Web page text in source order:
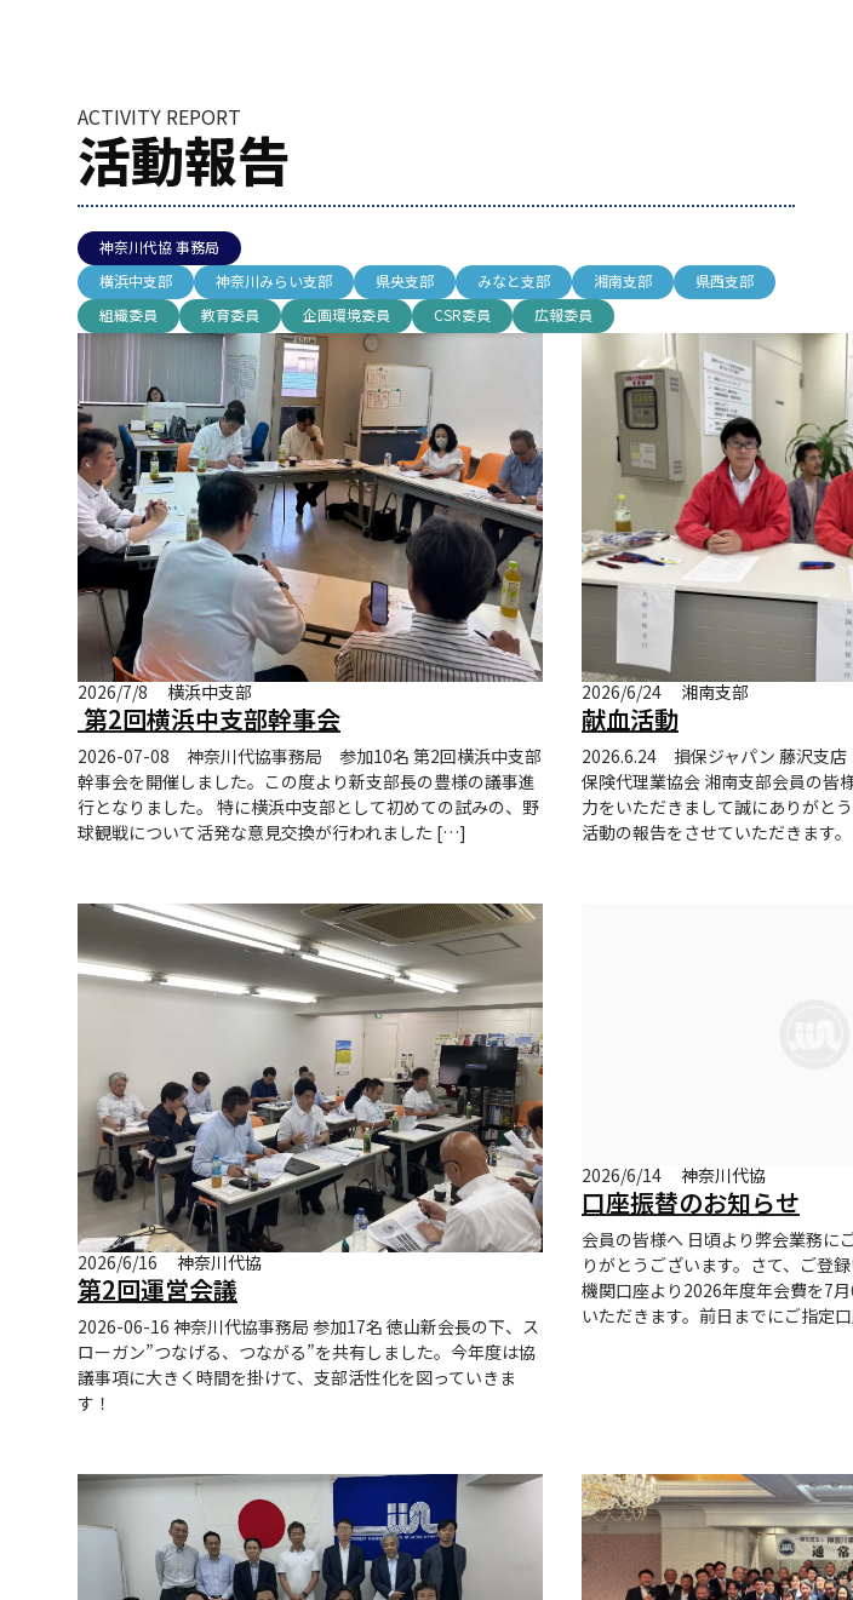
ACTIVITY REPORT
活動報告
神奈川代協 事務局
横浜中支部
神奈川みらい支部 県央支部 みなと支部 湘南支部
県西支部
組織委員
教育委員 企画環境委員 CSR委員 広報委員
2026/7/8 横浜中支部
第2回横浜中支部幹事会
2026-07-08 神奈川代協事務局 参加10名 第2回横浜中支部
幹事会を開催しました。この度より新支部長の豊様の議事進
行となりました。 特に横浜中支部として初めての試みの、野
球観戦について活発な意見交換が行われました […]
2026/6/24 湘南支部
献血活動
2026.6.24 損保ジャパン 藤沢支
保険代理業協会 湘南支部会員の皆
力をいただきまして誠にありがと
活動の報告をさせていただきます
2026/6/16 神奈川代協
第2回運営会議
2026-06-16 神奈川代協事務局 参加17名 徳山新会長の下、ス
ローガン”つなげる、つながる”を共有しました。今年度は協
議事項に大きく時間を掛けて、支部活性化を図っていきま
す！
2026/6/14 神奈川代協
口座振替のお知らせ
会員の皆様へ 日頃より弊会業務に
りがとうございます。さて、ご登
機関口座より2026年度年会費を7
いただきます。前日までにご指定